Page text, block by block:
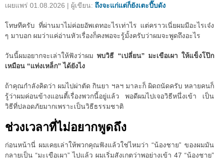
เผยแพร่ 01.08.2026 | ผู้เขียน: ถึงจะแก่แต่ก็ยังเตะปี๊บดัง
โทษทีครับ ที่ผ่านมาไม่ค่อยอัพเดทอะไรเท่าไร แต่คราวเนี่ยผมมีอะไรเจ๋ง
ๆ มาบอก ผมว่าแค่อ่านหัวเรื่องก็คงพอจะรู้มั้งครับว่าผมจะพูดถึงอะไร
วันนี้ผมอยากจะเล่าให้ฟังว่าผมพบวิธี “เปลี่ยน” มะเขือเผา ให้แข็งโป๊ก
เหมือน “แท่งเหล็ก” ได้ยังไง
ถ้าคุณกำลังคิดว่า ผมไปผ่าตัด กินยา ฯลฯ มาละก็ ผิดถนัดครับ หลายคนก็
รู้ว่าผมค่อนข้างแอนตี้เรื่องพวกนี้อยู่แล้ว พอดีผมไปเจอวิธีหนึ่งเข้า เป็น
วิธีที่ปลอดภัยมากเพราะเป็นวิธีธรรมชาติ
ช่วงเวลาที่ไม่อยากพูดถึง
ก่อนหน้านี่ ผมเคยเล่าให้พวกคุณฟังแล้วใช่ไหมว่า “น้องชาย” ของผมมัน
กลายเป็น “มะเขือเผา” ไปแล้ว ผมเริ่มสังเกตว่าพอย่างเข้า 47 “น้องชาย”